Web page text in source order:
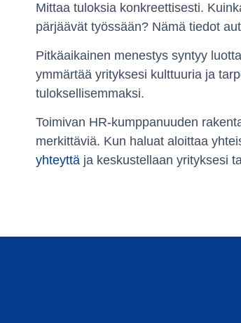
Mittaa tuloksia konkreettisesti.
pärjäävät työssään? Nämä tiedot
Pitkäaikainen menestys syntyy
ymmärtää yrityksesi kulttuuria ja
tuloksellisemmaksi.
Toimivan HR-kumppanuuden
merkittäviä. Kun haluat aloittaa
yhteyttä ja keskustellaan yrityksesi